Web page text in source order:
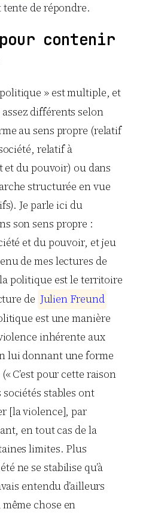
de répondre.
contenir
» est multiple, et
différents selon
au sens propre (relatif
relatif à
et du pouvoir) ou dans
structurée en vue
Je parle ici du
son sens propre :
et du pouvoir, et jeu
de mes lectures de
politique est le territoire
de Julien Freund
est une manière
inhérente aux
lui donnant une forme
C’est pour cette raison
stables ont
[la violence], par
en tout cas de la
limites. Plus
ne se stabilise qu’à
entendu d’ailleurs
chose en